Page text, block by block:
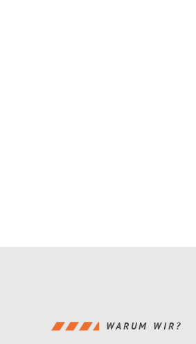
WARUM WIR?